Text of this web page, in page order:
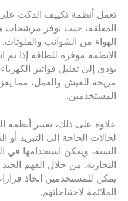
تعمل أنظمة تكييف الدكت
المغلقة، حيث توفر مرشحات
الهواء من الشوائب
الأنظمة موفرة للطاقة إذا
يؤدى إلى تقليل فواتير
مريحة للعيش والعمل، مما
المستخدمين.
علاوة على ذلك، تعتبر أنظمة
لحالات الحاجة إلى التبريد
السنة، ويمكن استخدامها في
التجارية. من خلال الفهم
يمكن للمستخدمين اتخاذ
الملائمة لاحتياجاتهم.